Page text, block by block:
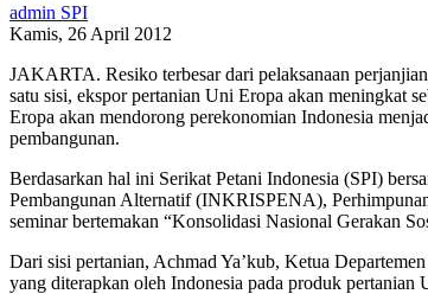
admin SPI
Kamis, 26 April 2012
JAKARTA. Resiko terbesar dari pelaksanaan
satu sisi, ekspor pertanian Uni Eropa akan meningkat
Eropa akan mendorong perekonomian Indonesia
pembangunan.
Berdasarkan hal ini Serikat Petani Indonesia (SPI)
Pembangunan Alternatif (INKRISPENA),
seminar bertemakan “Konsolidasi Nasional Gerakan
Dari sisi pertanian, Achmad Ya’kub, Ketua
yang diterapkan oleh Indonesia pada produk pertanian